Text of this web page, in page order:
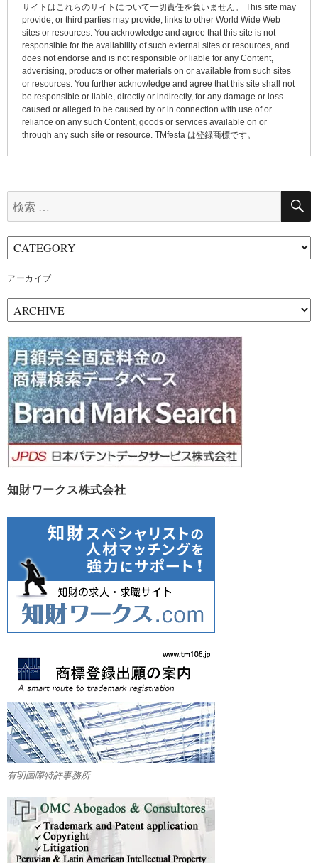
サイトはこれらのサイトについて一切責任を負いません。 This site may
provide, or third parties may provide, links to other World Wide Web
sites or resources. You acknowledge and agree that this site is not
responsible for the availability of such external sites or resources, and
does not endorse and is not responsible or liable for any Content,
advertising, products or other materials on or available from such sites
or resources. You further acknowledge and agree that this site shall not
be responsible or liable, directly or indirectly, for any damage or loss
caused or alleged to be caused by or in connection with use of or
reliance on any such Content, goods or services available on or
through any such site or resource. TMfesta は登録商標です。
索:
アーカイブ
ー
カ
イ
ブ
知財ワークス株式会社
有明国際特許事務所